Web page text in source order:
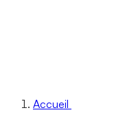
Accueil